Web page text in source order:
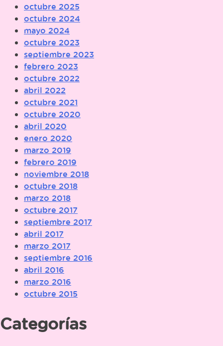
octubre 2025
octubre 2024
mayo 2024
octubre 2023
septiembre 2023
febrero 2023
octubre 2022
abril 2022
octubre 2021
octubre 2020
abril 2020
enero 2020
marzo 2019
febrero 2019
noviembre 2018
octubre 2018
marzo 2018
octubre 2017
septiembre 2017
abril 2017
marzo 2017
septiembre 2016
abril 2016
marzo 2016
octubre 2015
Categorías